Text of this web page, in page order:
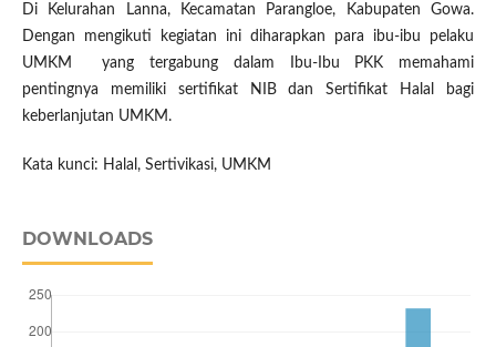
Di Kelurahan Lanna, Kecamatan Parangloe, Kabupaten Gowa.
Dengan mengikuti kegiatan ini diharapkan para ibu-ibu pelaku
UMKM yang tergabung dalam Ibu-Ibu PKK memahami
pentingnya memiliki sertifikat NIB dan Sertifikat Halal bagi
keberlanjutan UMKM.
Kata kunci: Halal, Sertivikasi, UMKM
DOWNLOADS